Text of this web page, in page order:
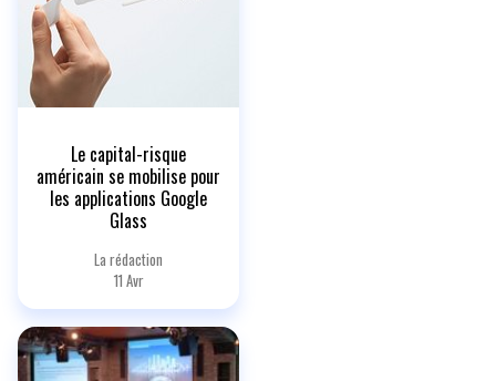
Le capital-risque
américain se mobilise pour
les applications Google
Glass
La rédaction
11 Avr